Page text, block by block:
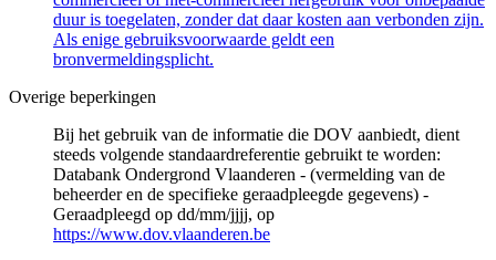
duur is toegelaten, zonder dat daar kosten aan verbonden zijn.
Als enige gebruiksvoorwaarde geldt een
bronvermeldingsplicht.
Overige beperkingen
Bij het gebruik van de informatie die DOV aanbiedt, dient
steeds volgende standaardreferentie gebruikt te worden:
Databank Ondergrond Vlaanderen - (vermelding van de
beheerder en de specifieke geraadpleegde gegevens) -
Geraadpleegd op dd/mm/jjjj, op
https://www.dov.vlaanderen.be